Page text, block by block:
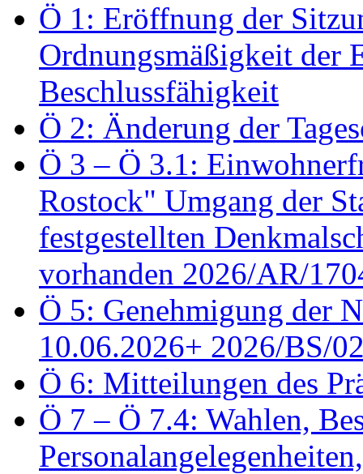
Ö 1: Eröffnung der
Ordnungsmäßigkeit der
Beschlussfähigkeit
Ö 2: Änderung der
Ö 3 – Ö 3.1:
Rostock" Umgang der
festgestellten
vorhanden 2026/AR/
Ö 5: Genehmigung der
10.06.2026+ 2026/BS/
Ö 6: Mitteilungen des
Ö 7 – Ö 7.4: Wahlen,